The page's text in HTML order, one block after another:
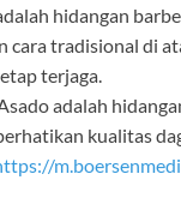
hidangan
cara tradisional di
terjaga.
adalah
kualitas